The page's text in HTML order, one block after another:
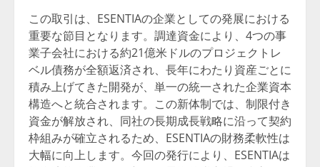
この取引は、ESENTIAの企業としての発展における
重要な節目となります。調達資金により、4つの事
業子会社における約21億米ドルのプロジェクトレ
ベル債務が全額返済され、長年にわたり資産ごとに
積み上げてきた開発が、単一の統一された企業資本
構造へと統合されます。この新体制では、制限付き
資金が解放され、同社の長期成長戦略に沿って契約
枠組みが確立されるため、ESENTIAの財務柔軟性は
大幅に向上します。今回の発行により、ESENTIAは